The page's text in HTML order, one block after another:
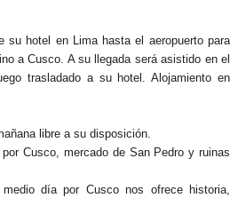
su hotel en Lima hasta el aeropuerto para
a Cusco. A su llegada será asistido en el
trasladado a su hotel. Alojamiento en
libre a su disposición.
Cusco, mercado de San Pedro y ruinas
día por Cusco nos ofrece historia,